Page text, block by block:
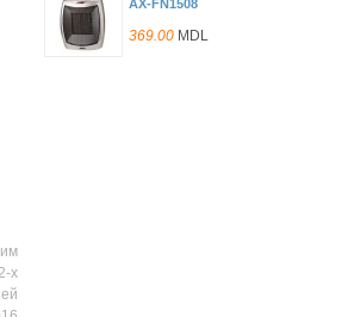
AX-FN1508
369.00 MDL
х